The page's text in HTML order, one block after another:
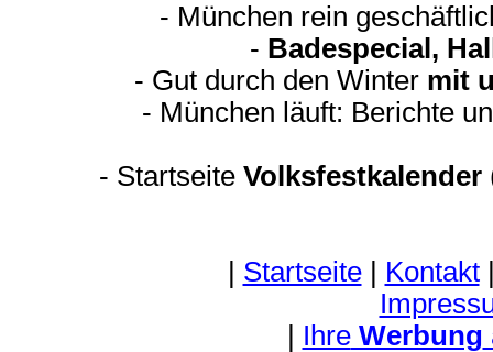
- München rein
- Badespecial,
- Gut durch den Winter mit
- München läuft: Berichte
- Startseite Volksfestkalender
Startseite| Kontakt
IhreWerbung